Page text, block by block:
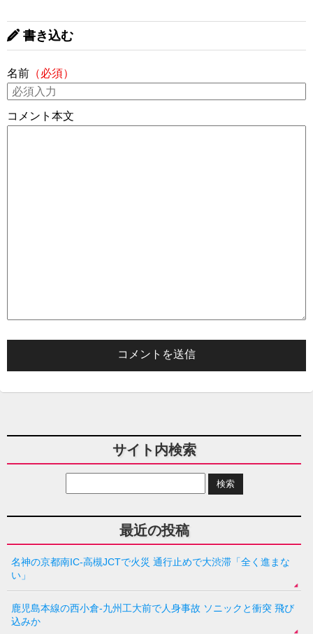
書き込む
名前 （必須）
コメント本文
サイト内検索
最近の投稿
名神の京都南IC-高槻JCTで火災 通行止めで大渋滞「全く進まな
い」
鹿児島本線の西小倉-九州工大前で人身事故 ソニックと衝突 飛び
込みか